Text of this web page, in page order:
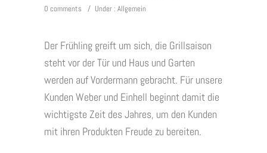
0 comments / Under : Allgemein
Der Frühling greift um sich, die Grillsaison
steht vor der Tür und Haus und Garten
werden auf Vordermann gebracht. Für unsere
Kunden Weber und Einhell beginnt damit die
wichtigste Zeit des Jahres, um den Kunden
mit ihren Produkten Freude zu bereiten.